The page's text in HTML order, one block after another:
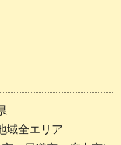
域全エリア